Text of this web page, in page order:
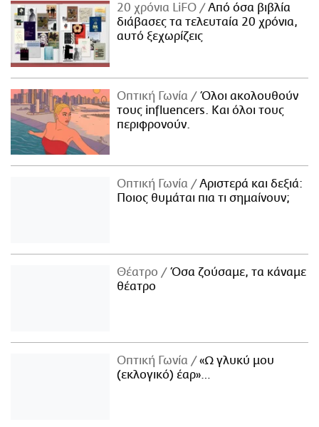
20 χρόνια LiFO
Από όσα βιβλία
διάβασες τα τελευταία 20 χρόνια,
αυτό ξεχωρίζεις
Οπτική Γωνία
Όλοι ακολουθούν
τους influencers. Και όλοι τους
περιφρονούν.
Οπτική Γωνία
Αριστερά και δεξιά:
Ποιος θυμάται πια τι σημαίνουν;
Θέατρο
Όσα ζούσαμε, τα κάναμε
θέατρο
Οπτική Γωνία
«Ω γλυκύ μου
(εκλογικό) έαρ»…